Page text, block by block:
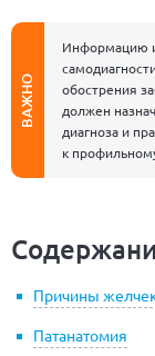
ВАЖНО
Информацию
обострения
должен
диагноза и
к
Причины
Патанатомия